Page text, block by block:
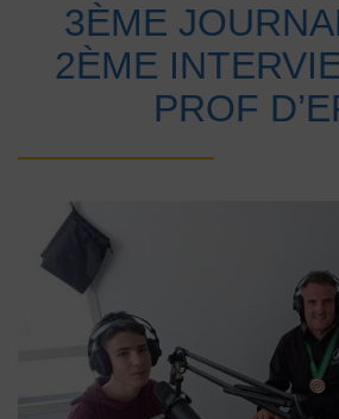
3ÈME
2ÈME
PROF